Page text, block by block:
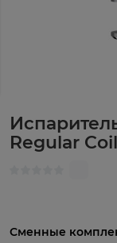
Regular Coil
Сменные